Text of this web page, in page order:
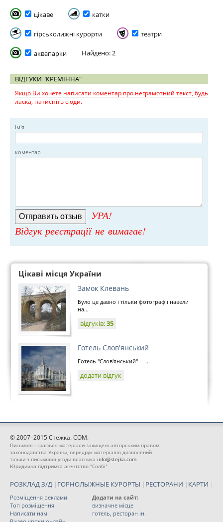
цікаве катки
гірськолижні курорти театри
аквапарки Найдено: 2
ВІДГУКИ "КРЕМІННА"
Якщо Ви хочете написати коментар про неграмотний текст, будь
ласка, натисніть сюди.
ім'я
коментар
УРА!
Відгук реєстрації не вимагає!
Цікаві місця України
Замок Клевань
Було це давно і тільки фотографії навели
на...
відгуків:35
Готель Слов'янський
Готель "Слов'янський" ...
додати відгук
© 2007–2015 Стежка. COM.
Письмові і графічні матеріали захищені авторським правом
законодавства України, передрук матеріалів дозволений
тільки з письмової угоди власника info@stejka.com
Юридична підтримка агентство "Солбі"
РОЗКЛАД З/Д | ГОРНОЛЫЖНЫЕ КУРОРТЫ | РЕСТОРАНИ | КАРТИ |
Розміщення реклами
Топ розміщення
Написати нам
Додати на сайт:
визначне місце
готель, ресторан ін.